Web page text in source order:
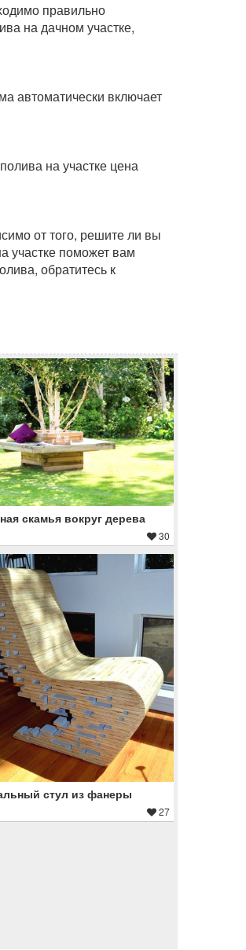
правильно
на дачном участке,
автоматически включает
на участке цена
от того, решите ли вы
участке поможет вам
обратитесь к
скамья вокруг дерева
30
стул из фанеры
27